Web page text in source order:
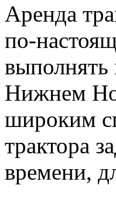
Аренда
по-
Нижнем
широким
трактора
времени,